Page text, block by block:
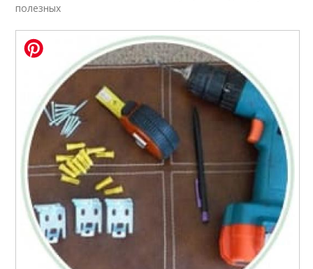
полезных